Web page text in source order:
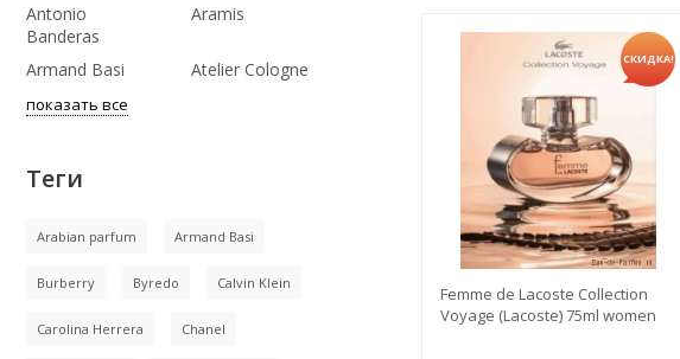
СКИДКА!
Femme de Lacoste Collection
Voyage (Lacoste) 75ml women
Antonio
Banderas
Aramis
Armand Basi Atelier Cologne
показать все
Теги
Arabian parfum Armand Basi
Burberry Byredo Calvin Klein
Carolina Herrera Chanel